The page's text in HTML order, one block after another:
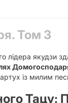
Том 3
якудзи
із милим
Тацу: